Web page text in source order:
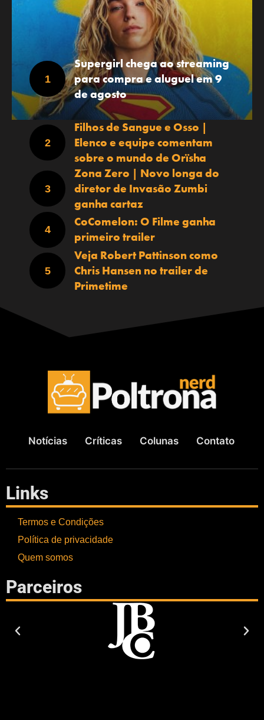
Supergirl chega ao streaming
para compra e aluguel em 9
de agosto
Filhos de Sangue e Osso |
Elenco e equipe comentam
sobre o mundo de Orïsha
Zona Zero | Novo longa do
diretor de Invasão Zumbi
ganha cartaz
CoComelon: O Filme ganha
primeiro trailer
Veja Robert Pattinson como
Chris Hansen no trailer de
Primetime
Notícias Críticas Colunas Contato
Links
Termos e Condições
Política de privacidade
Quem somos
Parceiros